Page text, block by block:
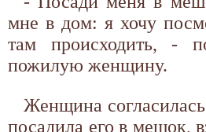
мне в дом: я хочу
там происходить, -
пожилую женщину.
Женщина
посадила его в мешок,